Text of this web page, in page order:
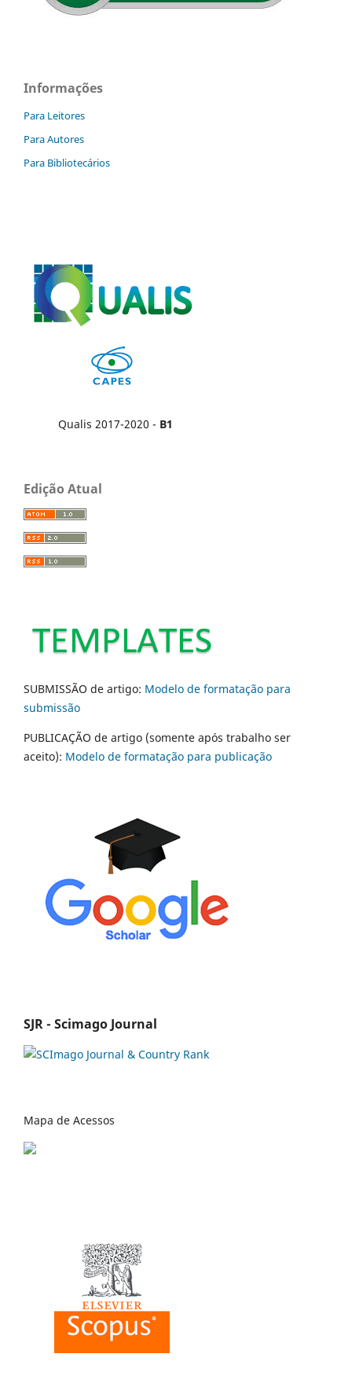
Informações
Para Leitores
Para Autores
Para Bibliotecários
Qualis 2017-2020 - B1
Edição Atual
SUBMISSÃO de artigo: Modelo de formatação para
submissão
PUBLICAÇÃO de artigo (somente após trabalho ser
aceito): Modelo de formatação para publicação
SJR - Scimago Journal
Mapa de Acessos